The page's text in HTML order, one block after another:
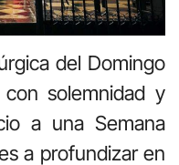
del Domingo
solemnidad y
a una Semana
a profundizar en